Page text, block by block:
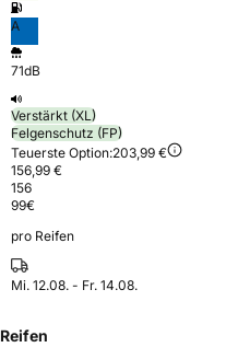
A
71dB
Verstärkt (XL)
Felgenschutz (FP)
Teuerste Option:203,99 €
156,99 €
156
99€
pro Reifen
Mi. 12.08. - Fr. 14.08.
Reifen